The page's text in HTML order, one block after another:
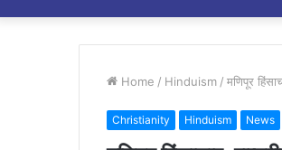
Home / Hinduism / मणिपूर
Christianity Hinduism News